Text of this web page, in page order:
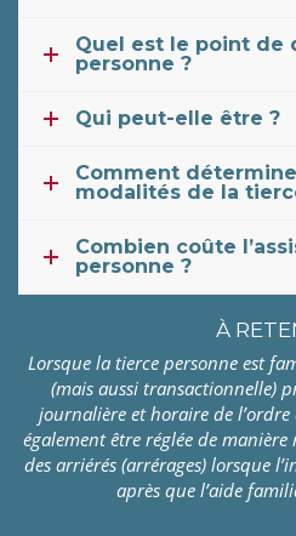
Quel est le point de
personne ?
Qui peut-elle être ?
Comment
modalités de la
Combien coûte
personne ?
À
Lorsque la tierce personne est
(mais aussi transactionnelle)
journalière et horaire de
également être réglée de
des arriérés (arrérages) lorsque
après que l’aide